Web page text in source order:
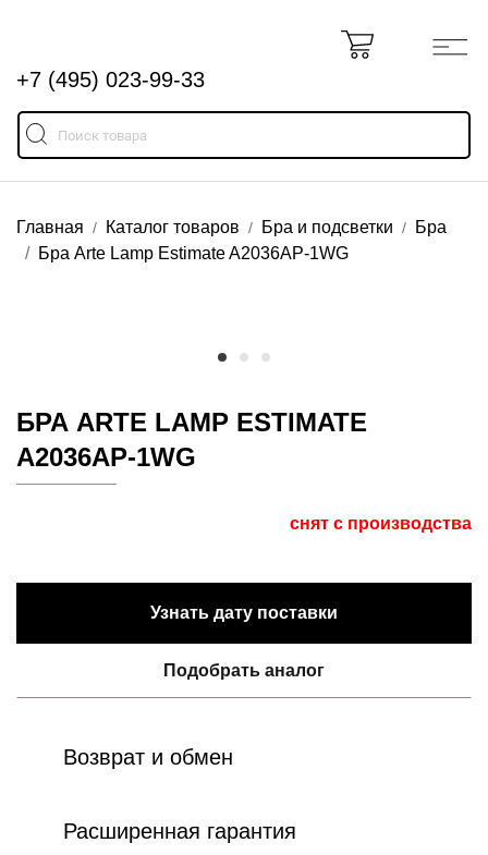
+7 (495) 023-99-33
Главная Каталог товаров Бра и подсветки
Бра
Бра Arte Lamp Estimate A2036AP-1WG
БРА ARTE LAMP ESTIMATE
A2036AP-1WG
снят с производства
Узнать дату поставки
Подобрать аналог
Возврат и обмен
Расширенная гарантия